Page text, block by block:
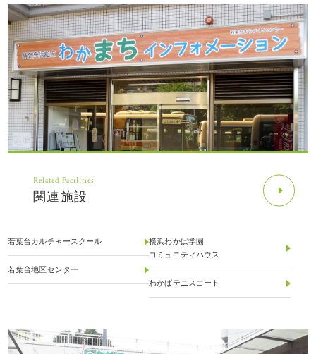
Related Facilities
関連施設
若葉台カルチャースクール
若葉台地区センター
横浜わかば学園
コミュニティハウス
わかばテニスコート